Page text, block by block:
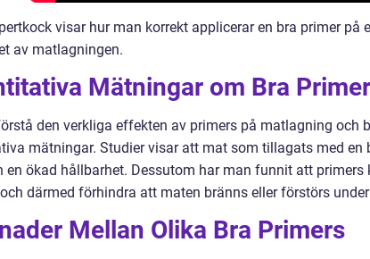
visar hur man korrekt applicerar en bra primer
av matlagningen.
Mätningar om Bra
den verkliga effekten av primers på matlagning och
mätningar. Studier visar att mat som tillagats med en
en ökad hållbarhet. Dessutom har man funnit att
därmed förhindra att maten bränns eller förstörs
Mellan Olika Bra Primers